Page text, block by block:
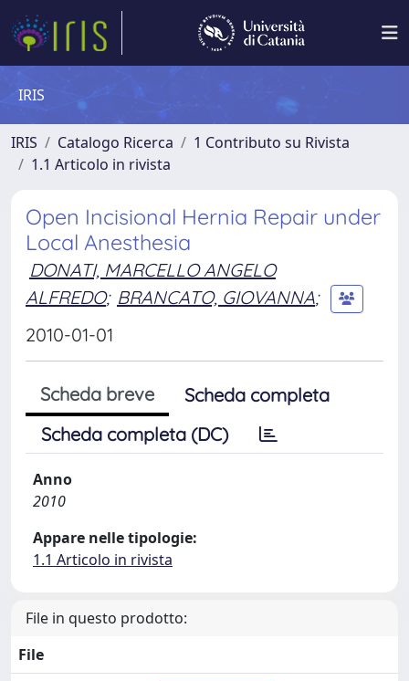
IRIS
IRIS Catalogo Ricerca
1 Contributo su Rivista
1.1 Articolo in rivista
Open Incisional Hernia Repair under
Local Anesthesia
DONATI, MARCELLO ANGELO
ALFREDO; BRANCATO, GIOVANNA;
2010-01-01
Scheda breve
Scheda completa
Scheda completa (DC)
Anno
2010
Appare nelle tipologie:
1.1 Articolo in rivista
File in questo prodotto:
File